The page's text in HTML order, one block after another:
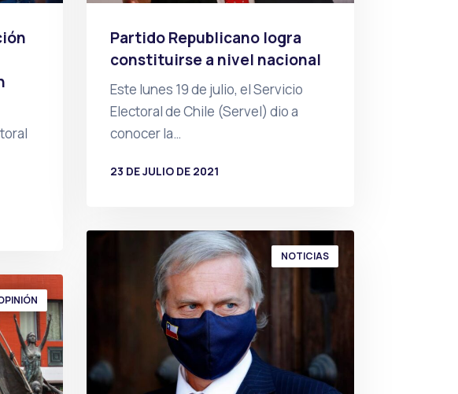
Partido Republicano logra
constituirse a nivel nacional
Este lunes 19 de julio, el Servicio
Electoral de Chile (Servel) dio a
conocer la…
23 DE JULIO DE 2021
NOTICIAS